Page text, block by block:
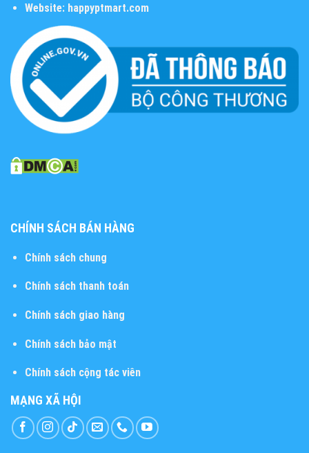
Website: happyptmart.com
CHÍNH SÁCH BÁN HÀNG
Chính sách chung
Chính sách thanh toán
Chính sách giao hàng
Chính sách bảo mật
Chính sách cộng tác viên
MẠNG XÃ HỘI